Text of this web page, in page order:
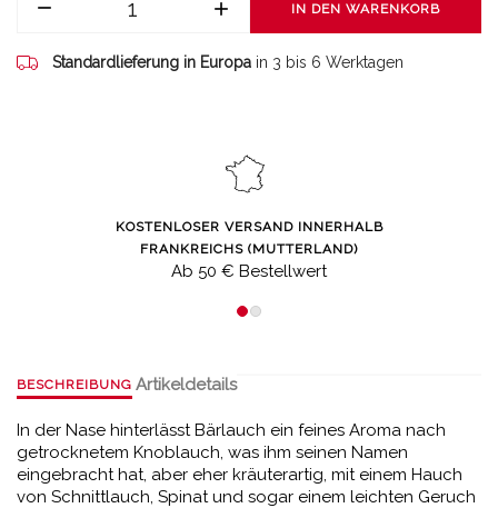
IN DEN WARENKORB
Standardlieferung in Europa in 3 bis 6 Werktagen
KOSTENLOSER VERSAND INNERHALB
FRANKREICHS (MUTTERLAND)
Ab 50 € Bestellwert
BESCHREIBUNG Artikeldetails
In der Nase hinterlässt Bärlauch ein feines Aroma nach
getrocknetem Knoblauch, was ihm seinen Namen
eingebracht hat, aber eher kräuterartig, mit einem Hauch
von Schnittlauch, Spinat und sogar einem leichten Geruch